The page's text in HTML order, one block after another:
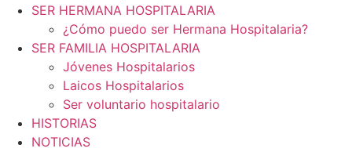
SER HERMANA HOSPITALARIA
¿Cómo puedo ser Hermana Hospitalaria?
SER FAMILIA HOSPITALARIA
Jóvenes Hospitalarios
Laicos Hospitalarios
Ser voluntario hospitalario
HISTORIAS
NOTICIAS